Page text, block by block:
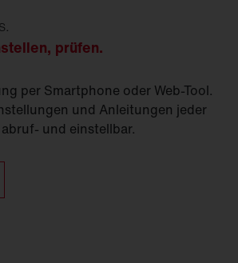
prüfen.
per Smartphone oder Web-Tool.
und Anleitungen jeder
und einstellbar.